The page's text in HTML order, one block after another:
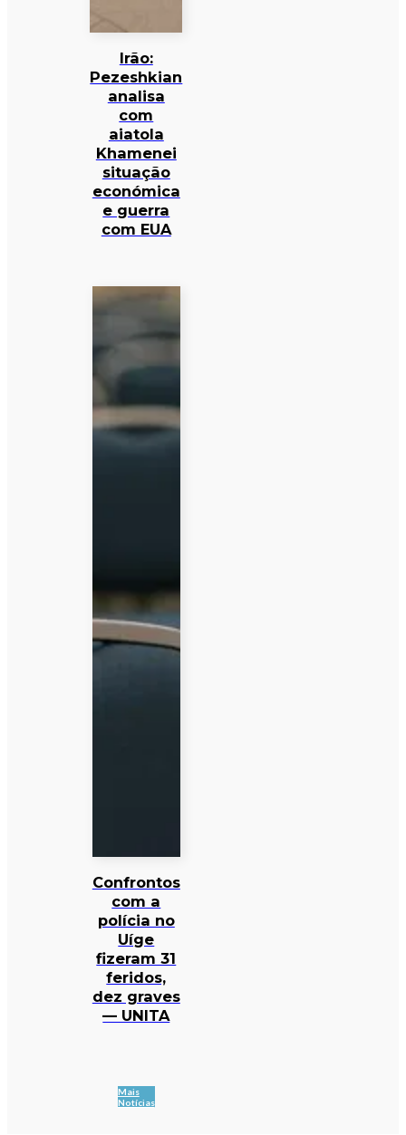
Irão:
Pezeshkian
analisa
com
aiatola
Khamenei
situação
económica
e guerra
com EUA
Confrontos
com a
polícia no
Uíge
fizeram 31
feridos,
dez graves
— UNITA
Mais
Notícias